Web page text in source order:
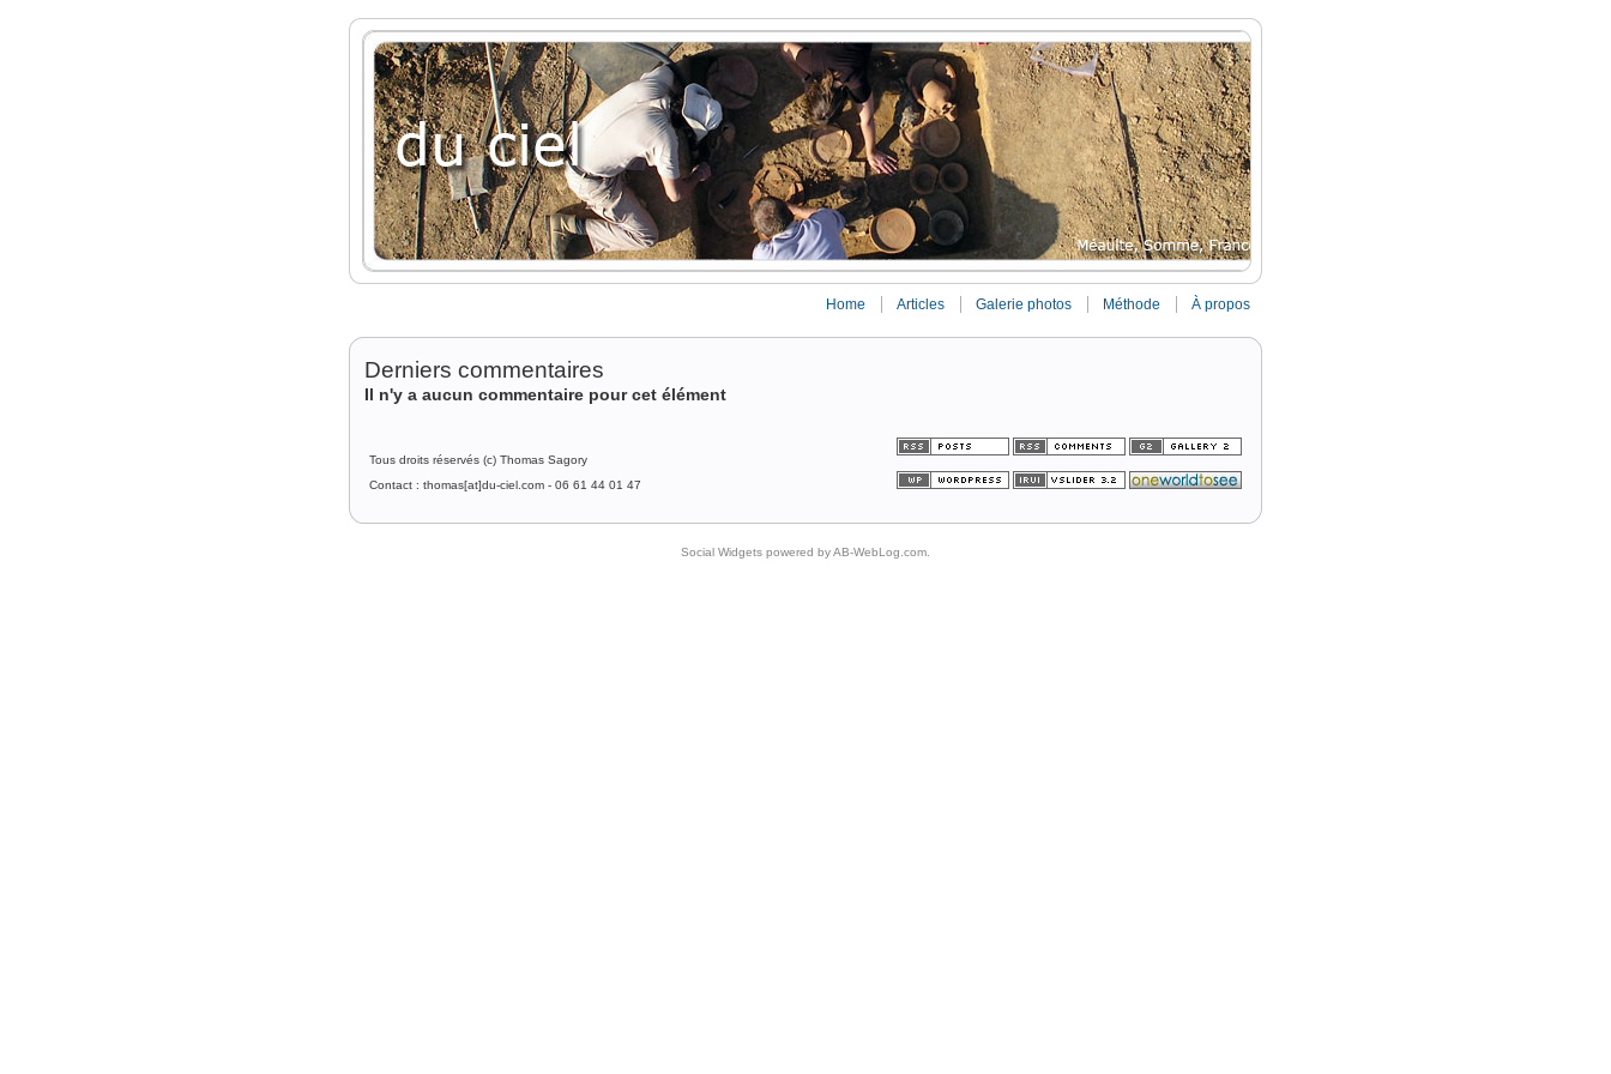
Home Articles Galerie photos Méthode À propos
Derniers commentaires
Il n'y a aucun commentaire pour cet élément
Tous droits réservés (c) Thomas Sagory
Contact : thomas[at]du-ciel.com - 06 61 44 01 47
Social Widgets powered byAB-WebLog.com